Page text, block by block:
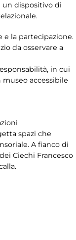
un dispositivo di
e la partecipazione.
da osservare a
in cui
accessibile
spazi che
A fianco di
Ciechi Francesco